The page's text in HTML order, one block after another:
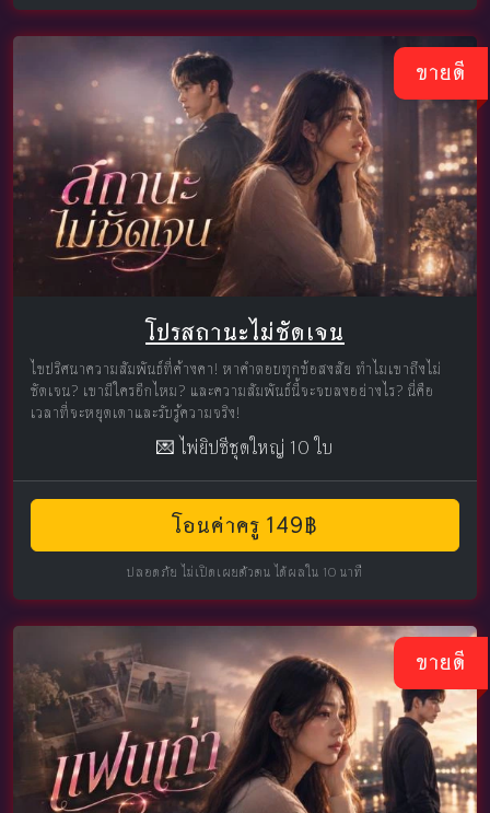
ขายดี
โปรสถานะไม่ชัดเจน
ไขปริศนาความสัมพันธ์ที่ค้างคา! หาคำตอบทุกข้อสงสัย ทำไมเขาถึงไม่
ชัดเจน? เขามีใครอีกไหม? และความสัมพันธ์นี้จะจบลงอย่างไร? นี่คือ
เวลาที่จะหยุดเดาและรับรู้ความจริง!
💌 ไพ่ยิปซีชุดใหญ่ 10 ใบ
โอนค่าครู 149฿
ปลอดภัย ไม่เปิดเผยตัวตน ได้ผลใน 10 นาที
ขายดี